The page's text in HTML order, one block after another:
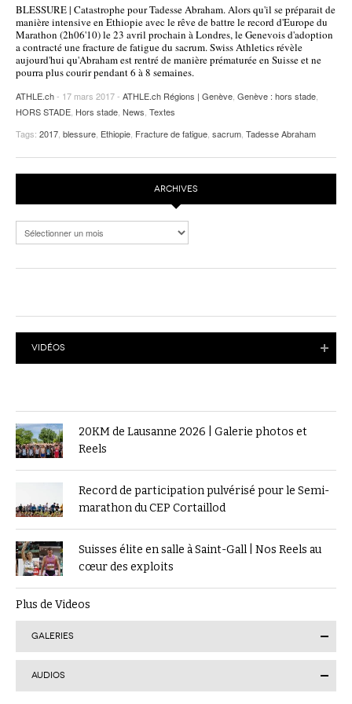
POURQUOI ATHLE.CH ?
ATHLE.CH RÉGIONS | VAUD
HIGHLIGHTS
LIVRES
BLESSURE | Catastrophe pour Tadesse Abraham. Alors qu'il se préparait de
manière intensive en Ethiopie avec le rêve de battre le record d'Europe du
Marathon (2h06'10) le 23 avril prochain à Londres, le Genevois d'adoption
a contracté une fracture de fatigue du sacrum. Swiss Athletics révèle
aujourd'hui qu'Abraham est rentré de manière prématurée en Suisse et ne
pourra plus courir pendant 6 à 8 semaines.
ATHLE.ch- 17 mars 2017 - ATHLE.ch Régions | Genève Genève : hors stade
HORS STADE Hors stade News Textes
Tags: 2017 blessure Ethiopie Fracture de fatigue sacrum Tadesse Abraham
ARCHIVES
Archives
VIDÉOS
20KM de Lausanne 2026 | Galerie photos et
Reels
Record de participation pulvérisé pour le Semi-
marathon du CEP Cortaillod
Suisses élite en salle à Saint-Gall | Nos Reels au
cœur des exploits
Plus de Videos
GALERIES
AUDIOS